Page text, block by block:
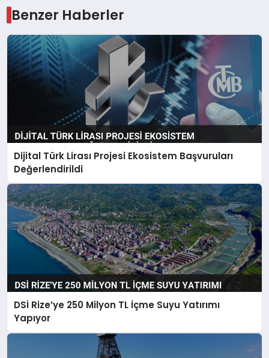
Benzer Haberler
Dijital Türk Lirası Projesi Ekosistem Başvuruları
Değerlendirildi
DSİ Rize’ye 250 Milyon TL İçme Suyu Yatırımı
Yapıyor